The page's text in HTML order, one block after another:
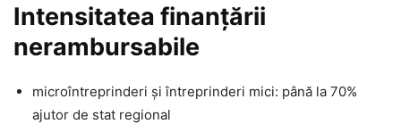
Intensitatea finanțării
nerambursabile
microîntreprinderi și întreprinderi mici: până la 70%
ajutor de stat regional